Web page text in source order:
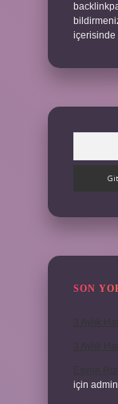
içerisinde
SON
için admin